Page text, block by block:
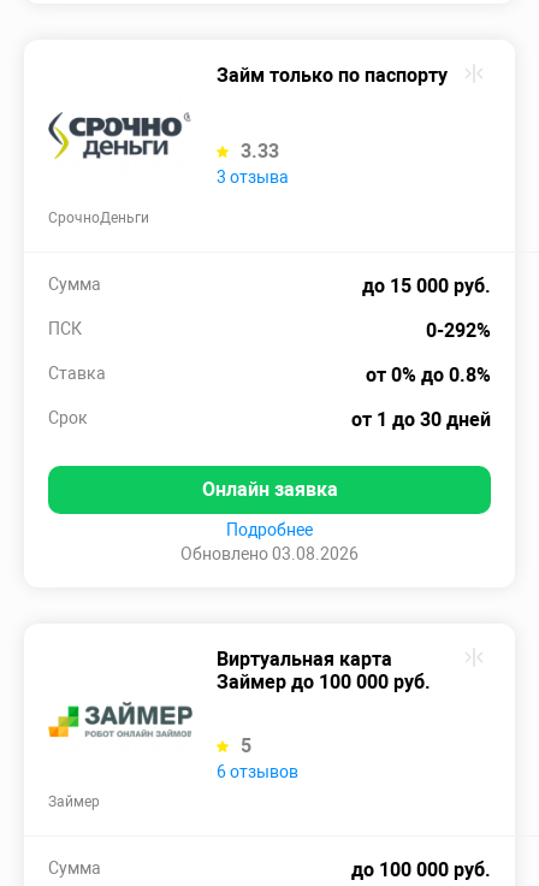
СрочноДеньги
Займ только по паспорту
3.33
3 отзыва
до 15 000 руб.
Сумма
0-292%
ПСК
от 0% до 0.8%
Ставка
от 1 до 30 дней
Срок
Онлайн заявка
Подробнее
Обновлено 03.08.2026
Займер
Виртуальная карта
Займер до 100 000 руб.
5
6 отзывов
до 100 000 руб.
Сумма